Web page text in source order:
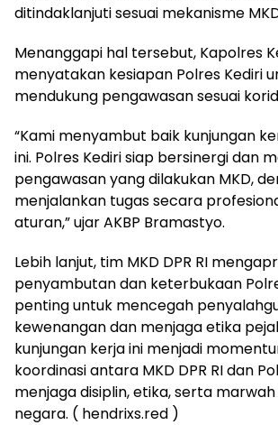
ditindaklanjuti sesuai mekanisme
Menanggapi hal tersebut, Kapolres
menyatakan kesiapan Polres Kediri
mendukung pengawasan sesuai
“Kami menyambut baik kunjungan
ini. Polres Kediri siap bersinergi dan
pengawasan yang dilakukan MKD,
menjalankan tugas secara
aturan,” ujar AKBP Bramastyo.
Lebih lanjut, tim MKD DPR RI
penyambutan dan keterbukaan
penting untuk mencegah
kewenangan dan menjaga etika
kunjungan kerja ini menjadi
koordinasi antara MKD DPR RI dan
menjaga disiplin, etika, serta
negara. ( hendrixs.red )